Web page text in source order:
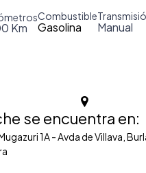
Km
Combustible
Gasolina Manual
se encuentra en:
1A - Avda de Villava,